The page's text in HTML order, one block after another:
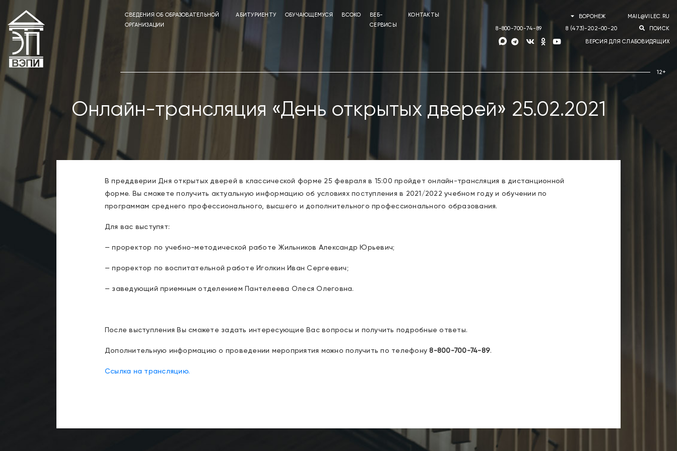
СВЕДЕНИЯ ОБ ОБРАЗОВАТЕЛЬНОЙ
ОРГАНИЗАЦИИ
АБИТУРИЕНТУ ОБУЧАЮЩЕМУСЯ ВСОКО
ВЕБ-
СЕРВИСЫ
КОНТАКТЫ ВОРОНЕЖ MAIL@VILEC.RU
8-800-700-74-89 8 (473)-202-00-20 ПОИСК
ВЕРСИЯ ДЛЯ СЛАБОВИДЯЩИХ
Онлайн-трансляция «День открытых дверей» 25.02.2021
В преддверии Дня открытых дверей в классической форме 25 февраля в 15:00 пройдет онлайн-трансляция в дистанционной
форме. Вы сможете получить актуальную информацию об условиях поступления в 2021/2022 учебном году и обучении по
программам среднего профессионального, высшего и дополнительного профессионального образования.
Для вас выступят:
— проректор по учебно-методической работе Жильников Александр Юрьевич;
— проректор по воспитательной работе Иголкин Иван Сергеевич;
— заведующий приемным отделением Пантелеева Олеся Олеговна.
После выступления Вы сможете задать интересующие Вас вопросы и получить подробные ответы.
Дополнительную информацию о проведении мероприятия можно получить по телефону8-800-700-74-89.
Ссылка на трансляцию.